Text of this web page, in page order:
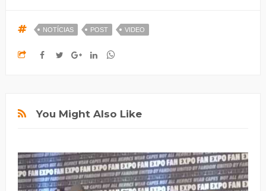
NOTÍCIAS POST VIDEO
You Might Also Like